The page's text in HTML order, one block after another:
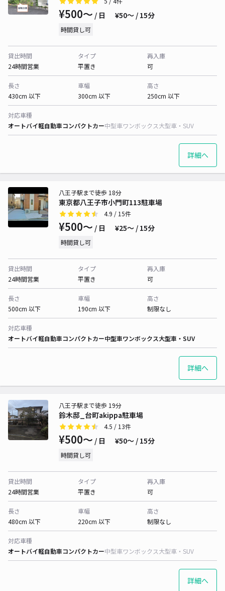
¥500〜 / 日 ¥50〜 / 15分
時間貸し可
貸出時間
24時間営業
タイプ
平置き
再入庫
可
長さ
430cm 以下
車幅
300cm 以下
高さ
250cm 以下
対応車種
オートバイ軽自動車コンパクトカー中型車ワンボックス大型車・SUV
詳細へ
東京都八王子市小門町113駐車場
八王子駅まで徒歩 18分
4.9 / 15件
¥500〜 / 日 ¥25〜 / 15分
時間貸し可
貸出時間
24時間営業
タイプ
平置き
再入庫
可
長さ
500cm 以下
車幅
190cm 以下
高さ
制限なし
対応車種
オートバイ軽自動車コンパクトカー中型車ワンボックス大型車・SUV
詳細へ
鈴木邸_台町akippa駐車場
八王子駅まで徒歩 19分
4.5 / 13件
¥500〜 / 日 ¥50〜 / 15分
時間貸し可
貸出時間
24時間営業
タイプ
平置き
再入庫
可
長さ
480cm 以下
車幅
220cm 以下
高さ
制限なし
対応車種
オートバイ軽自動車コンパクトカー中型車ワンボックス大型車・SUV
詳細へ